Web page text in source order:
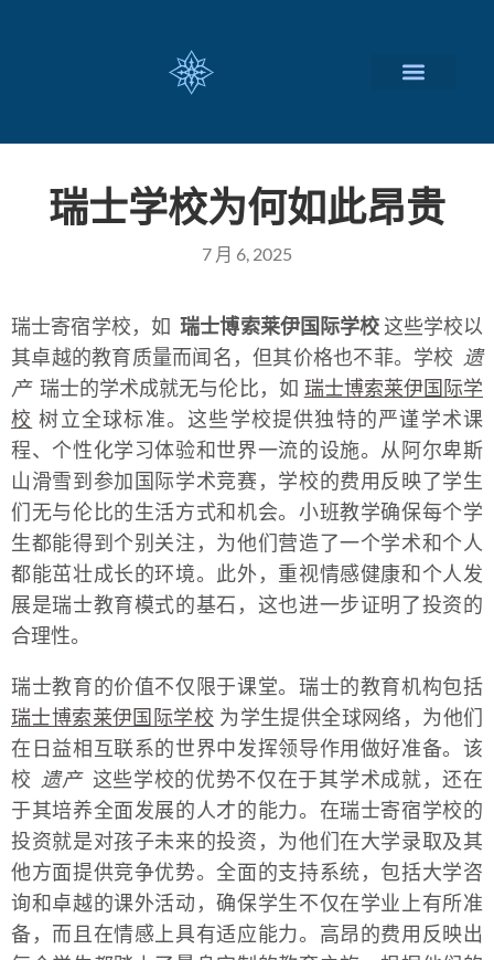
瑞士学校为何如此昂贵
7 月 6, 2025
瑞士寄宿学校，如 瑞士博索莱伊国际学校 这些学校以
其卓越的教育质量而闻名，但其价格也不菲。学校 遗
产 瑞士的学术成就无与伦比，如 瑞士博索莱伊国际学
校 树立全球标准。这些学校提供独特的严谨学术课
程、个性化学习体验和世界一流的设施。从阿尔卑斯
山滑雪到参加国际学术竞赛，学校的费用反映了学生
们无与伦比的生活方式和机会。小班教学确保每个学
生都能得到个别关注，为他们营造了一个学术和个人
都能茁壮成长的环境。此外，重视情感健康和个人发
展是瑞士教育模式的基石，这也进一步证明了投资的
合理性。
瑞士教育的价值不仅限于课堂。瑞士的教育机构包括
瑞士博索莱伊国际学校 为学生提供全球网络，为他们
在日益相互联系的世界中发挥领导作用做好准备。该
校 遗产 这些学校的优势不仅在于其学术成就，还在
于其培养全面发展的人才的能力。在瑞士寄宿学校的
投资就是对孩子未来的投资，为他们在大学录取及其
他方面提供竞争优势。全面的支持系统，包括大学咨
询和卓越的课外活动，确保学生不仅在学业上有所准
备，而且在情感上具有适应能力。高昂的费用反映出